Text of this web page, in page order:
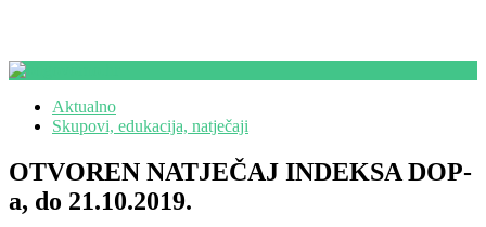
Aktualno
Skupovi, edukacija, natječaji
OTVOREN NATJEČAJ INDEKSA DOP-
a, do 21.10.2019.